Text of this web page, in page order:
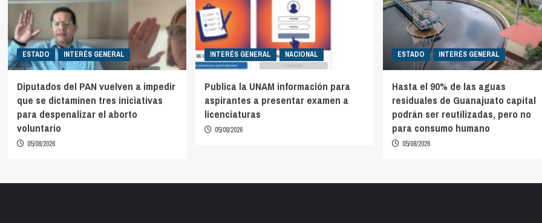
ESTADO INTERÉS GENERAL
Diputados del PAN vuelven a impedir
que se dictaminen tres iniciativas
para despenalizar el aborto
voluntario
05/08/2026
INTERÉS GENERAL NACIONAL
Publica la UNAM información para
aspirantes a presentar examen a
licenciaturas
05/08/2026
ESTADO INTERÉS GENERAL
Hasta el 90% de las aguas
residuales de Guanajuato capital
podrán ser reutilizadas, pero no
para consumo humano
05/08/2026